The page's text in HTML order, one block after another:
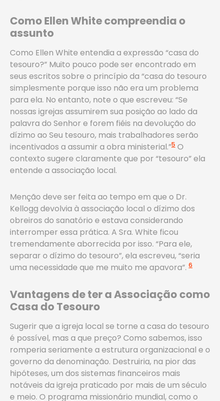
Como Ellen White compreendia o
assunto
Como Ellen White entendia a expressão “casa do
tesouro?” Muito pouco pode ser encontrado em
seus escritos sobre o princípio da “casa do tesouro
simplesmente porque isso não era um problema
para ela. No entanto, note o que escreveu: “Se
nossas igrejas assumirem sua posição ao lado da
palavra do Senhor e forem fiéis na devolução do
dízimo ao Seu tesouro, mais trabalhadores serão
incentivados a assumir a obra ministerial.”5 O
contexto sugere claramente que por “tesouro” ela
entende a associação local.
Menção deve ser feita ao tempo em que o Dr.
Kellogg devolvia à associação local o dízimo dos
obreiros do sanatório e estava considerando
interromper essa prática. A Sra. White ficou
tremendamente aborrecida por isso. “Para ele,
separar o dízimo do tesouro”, ela escreveu, “seria
uma necessidade que me muito me apavora”. 6
Vantagens de ter a Associação como
Casa do Tesouro
Sugerir que a igreja local se torne a casa do tesouro
é possível, mas a que preço? Como sabemos, isso
romperia seriamente a estrutura organizacional e o
governo da denominação. Destruiria, na pior das
hipóteses, um dos sistemas financeiros mais
notáveis da igreja praticado por mais de um século
e meio. O programa missionário mundial, como o